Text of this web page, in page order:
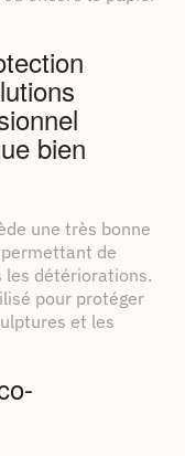
bien
une très bonne
permettant de
les détériorations.
pour protéger
et les